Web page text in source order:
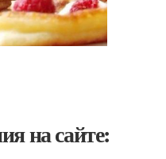
на сайте: